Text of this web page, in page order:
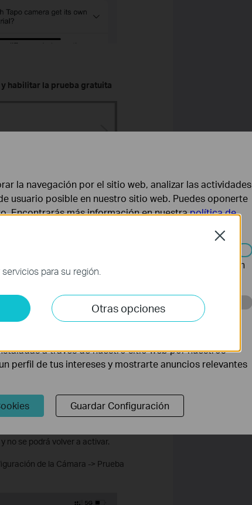
habilitar la prueba gratuita
Care o Configuración de la Cámara ->
durante el período de prueba.
no se podrá volver a activar.
de la Cámara -> Prueba
para su región.
Otras opciones
Close
la navegación por el sitio web, analizar las actividades
usuario posible en nuestro sitio web. Puedes oponerte
Encontrarás más información en nuestrapolítica de
del sitio web y no pueden desactivarse en
tus actividades en nuestro sitio web con el fin de
a través de nuestro sitio web por nuestros
perfil de tus intereses y mostrarte anuncios relevantes
Guardar Configuración